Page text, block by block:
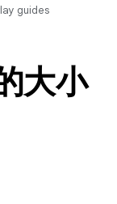
guides
大小